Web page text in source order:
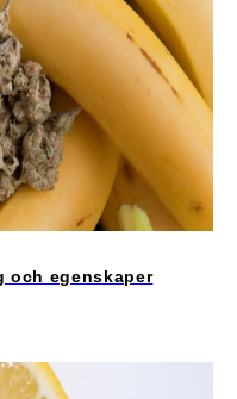
och egenskaper